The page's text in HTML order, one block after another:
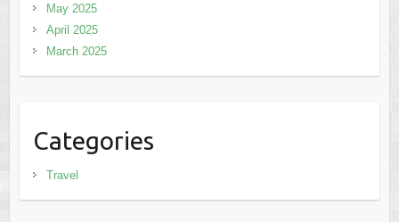
May 2025
April 2025
March 2025
Categories
Travel